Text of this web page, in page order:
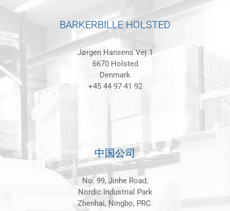
BARKERBILLE HOLSTED
Jørgen Hansens Vej 1
6670 Holsted
Denmark
+45 44 97 41 92
中国公司
No. 99, Jinhe Road,
Nordic Industrial Park
Zhenhai, Ningbo, PRC.